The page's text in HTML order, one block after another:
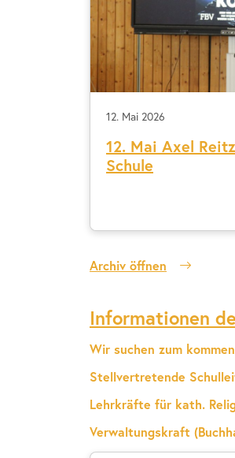
12. Mai 2026
12. Mai Axel
Schule
Archiv öffnen
Informationen
Wir suchen zum
Stellvertretende
Lehrkräfte für kath.
Verwaltungskraft